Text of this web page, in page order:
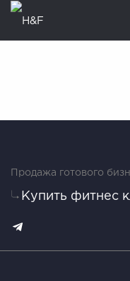
Продажа готового
Купить фитнес